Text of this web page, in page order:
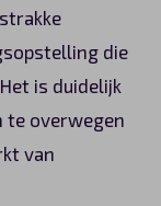
die
is duidelijk
te overwegen
van